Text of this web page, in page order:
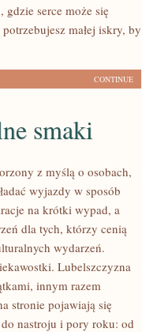
gdzie serce może się
małej iskry, by
CONTINUE
smaki
z myślą o osobach,
wyjazdy w sposób
na krótki wypad, a
dla tych, którzy cenią
wydarzeń.
Lubelszczyzna
innym razem
stronie pojawiają się
nastroju i pory roku: od